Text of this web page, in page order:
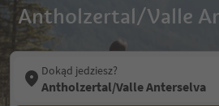
Antholzertal/Valle
Dokąd jedziesz?
Antholzertal/Valle Anterselva